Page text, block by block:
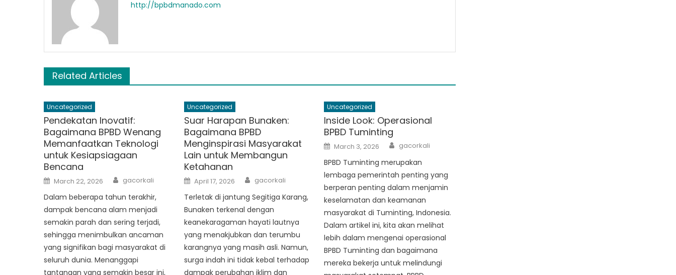
http://bpbdmanado.com
Related Articles
Uncategorized
Pendekatan Inovatif:
Bagaimana BPBD Wenang
Memanfaatkan Teknologi
untuk Kesiapsiagaan
Bencana
Posted
on
March 22, 2026 Author
gacorkali
Dalam beberapa tahun terakhir,
dampak bencana alam menjadi
semakin parah dan sering terjadi,
sehingga menimbulkan ancaman
yang signifikan bagi masyarakat di
seluruh dunia. Menanggapi
tantangan yang semakin besar ini,
Uncategorized
Suar Harapan Bunaken:
Bagaimana BPBD
Menginspirasi Masyarakat
Lain untuk Membangun
Ketahanan
Posted
on
April 17, 2026 Author
gacorkali
Terletak di jantung Segitiga Karang,
Bunaken terkenal dengan
keanekaragaman hayati lautnya
yang menakjubkan dan terumbu
karangnya yang masih asli. Namun,
surga indah ini tidak kebal terhadap
dampak perubahan iklim dan
Uncategorized
Inside Look: Operasional
BPBD Tuminting
Posted
on
March 3, 2026 Author
gacorkali
BPBD Tuminting merupakan
lembaga pemerintah penting yang
berperan penting dalam menjamin
keselamatan dan keamanan
masyarakat di Tuminting, Indonesia.
Dalam artikel ini, kita akan melihat
lebih dalam mengenai operasional
BPBD Tuminting dan bagaimana
mereka bekerja untuk melindungi